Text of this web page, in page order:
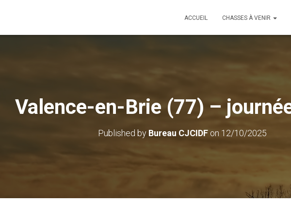
ACCUEIL CHASSES À VENIR
Valence-en-Brie (77) –
Published by Bureau CJCIDF on 12/10/2025